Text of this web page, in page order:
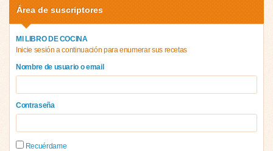
Área de suscriptores
MI LIBRO DE COCINA
Inicie sesión a continuación para enumerar sus recetas
Nombre de usuario o email
Contraseña
Recuérdame